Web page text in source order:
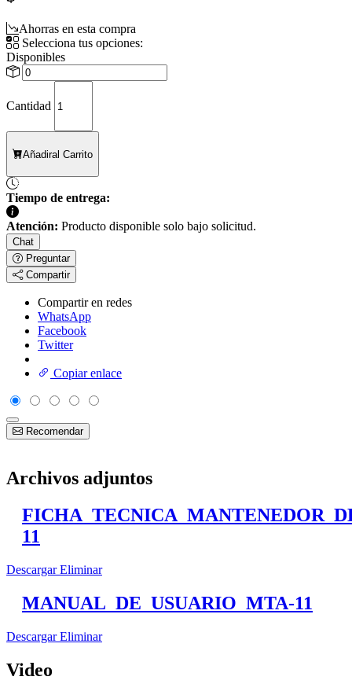
Ahorras en esta compra
Selecciona tus opciones:
Disponibles
Cantidad
Añadiral Carrito
Tiempo de entrega:
Atención: Producto disponible solo bajo solicitud.
Chat
Preguntar
Compartir
Compartir en redes
WhatsApp
Facebook
Twitter
Copiar enlace
Recomendar
Archivos adjuntos
11
DescargarEliminar
MANUAL_DE_USUARIO_MTA-11
DescargarEliminar
Video